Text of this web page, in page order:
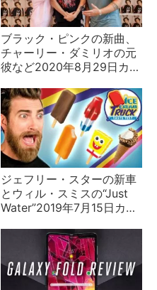
ブラック・ピンクの新曲、
チャーリー・ダミリオの元
彼など2020年8月29日カナ
ジェフリー・スターの新車
とウィル・スミスの“Just
Water”2019年7月15日カナ